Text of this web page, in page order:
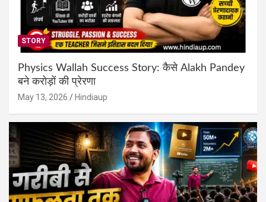
STORY
Physics Wallah Success Story: कैसे Alakh Pandey
बने करोड़ों की प्रेरणा
May 13, 2026 Hindiaup